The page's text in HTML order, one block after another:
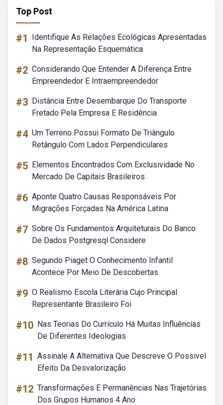
Top Post
#1
Identifique As Relações Ecológicas Apresentadas
Na Representação Esquemática
#2 Considerando Que Entender A Diferença Entre
Empreendedor E Intraempreendedor
#3 Distância Entre Desembarque Do Transporte
Fretado Pela Empresa E Residência
#4 Um Terreno Possui Formato De Triângulo
Retângulo Com Lados Perpendiculares
#5 Elementos Encontrados Com Exclusividade No
Mercado De Capitais Brasileiros
#6 Aponte Quatro Causas Responsáveis Por
Migrações Forçadas Na América Latina
#7 Sobre Os Fundamentos Arquiteturais Do Banco
De Dados Postgresql Considere
#8 Segundo Piaget O Conhecimento Infantil
Acontece Por Meio De Descobertas
#9 O Realismo Escola Literária Cujo Principal
Representante Brasileiro Foi
#10 Nas Teorias Do Currículo Há Muitas Influências
De Diferentes Ideologias
#11 Assinale A Alternativa Que Descreve O Possivel
Efeito Da Desvalorização
#12 Transformações E Permanências Nas Trajetórias
Dos Grupos Humanos 4 Ano